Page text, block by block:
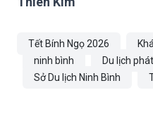
Tết Bính Ngọ 2026
ninh bình
Du lịch
Sở Du lịch Ninh Bình